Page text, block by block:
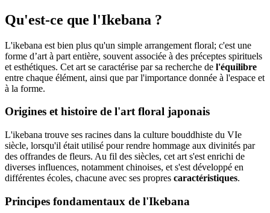
Qu'est-ce que l'Ikebana ?
L'ikebana est bien plus qu'un simple arrangement floral; c'est une
forme d’art à part entière, souvent associée à des préceptes spirituels
et esthétiques. Cet art se caractérise par sa recherche de l'équilibre
entre chaque élément, ainsi que par l'importance donnée à l'espace et
à la forme.
Origines et histoire de l'art floral japonais
L'ikebana trouve ses racines dans la culture bouddhiste du VIe
siècle, lorsqu'il était utilisé pour rendre hommage aux divinités par
des offrandes de fleurs. Au fil des siècles, cet art s'est enrichi de
diverses influences, notamment chinoises, et s'est développé en
différentes écoles, chacune avec ses propres caractéristiques.
Principes fondamentaux de l'Ikebana